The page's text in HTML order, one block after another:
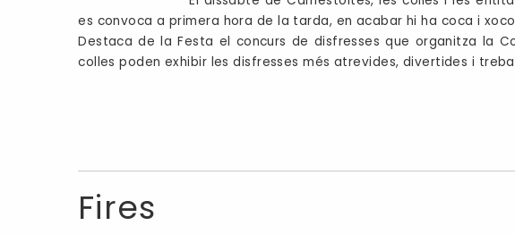
es convoca a primera hora de la tarda, en acabar hi ha coca i
Destaca de la Festa el concurs de disfresses que organitza la
colles poden exhibir les disfresses més atrevides, divertides i
Fires